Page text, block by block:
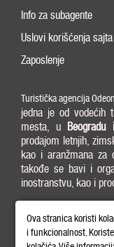
Info za subagente
Uslovi korišćenja sajta
Zaposlenje
Turistička agencija
jedna je od vodećih
mesta, u Beogradu i
prodajom letnjih,
kao i aranžmana za
takođe se bavi i
inostranstvu, kao i
Radno vreme 08:00
Ova stranica koristi
i funkcionalnost.